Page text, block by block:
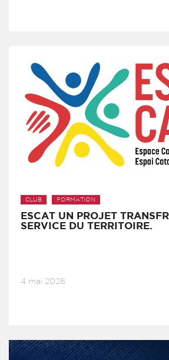
CLUB FORMATION
ESCAT UN PROJET
SERVICE DU TERRITOIRE.
4 mai 2026